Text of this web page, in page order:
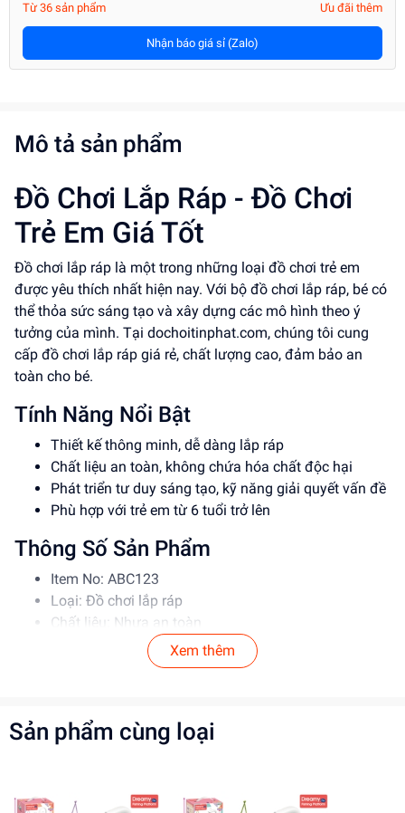
Từ 36 sản phẩm
Ưu đãi thêm
Nhận báo giá sỉ (Zalo)
Mô tả sản phẩm
Đồ Chơi Lắp Ráp - Đồ Chơi
Trẻ Em Giá Tốt
Đồ chơi lắp ráp là một trong những loại đồ chơi trẻ em
được yêu thích nhất hiện nay. Với bộ đồ chơi lắp ráp, bé có
thể thỏa sức sáng tạo và xây dựng các mô hình theo ý
tưởng của mình. Tại dochoitinphat.com, chúng tôi cung
cấp đồ chơi lắp ráp giá rẻ, chất lượng cao, đảm bảo an
toàn cho bé.
Tính Năng Nổi Bật
Thiết kế thông minh, dễ dàng lắp ráp
Chất liệu an toàn, không chứa hóa chất độc hại
Phát triển tư duy sáng tạo, kỹ năng giải quyết vấn đề
Phù hợp với trẻ em từ 6 tuổi trở lên
Thông Số Sản Phẩm
Item No: ABC123
Loại: Đồ chơi lắp ráp
Chất liệu: Nhựa an toàn
Độ tuổi phù hợp: 6-12 tuổi
Lắp ráp theo đúng trình tự để đảm bảo an toàn
Lợi Ích Phát Triển
Xem thêm
Sản phẩm cùng loại